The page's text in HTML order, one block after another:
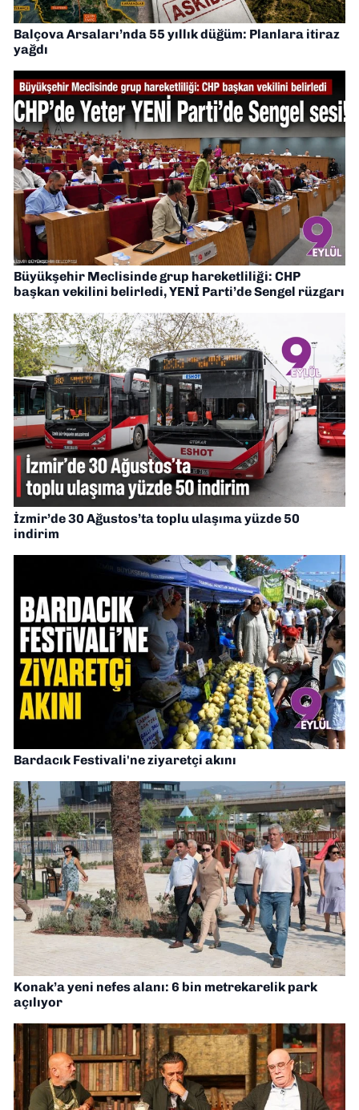
Balçova Arsaları’nda 55 yıllık düğüm: Planlara itiraz
yağdı
Büyükşehir Meclisinde grup hareketliliği: CHP
başkan vekilini belirledi, YENİ Parti’de Sengel rüzgarı
İzmir’de 30 Ağustos’ta toplu ulaşıma yüzde 50
indirim
Bardacık Festivali'ne ziyaretçi akını
Konak’a yeni nefes alanı: 6 bin metrekarelik park
açılıyor